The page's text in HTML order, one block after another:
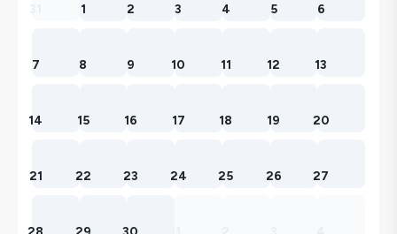
1 2 3 4 5 6
7 8 9 10 11 12 13
14 15 16 17 18 19 20
21 22 23 24 25 26 27